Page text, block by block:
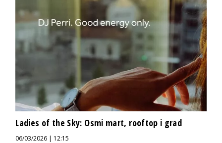
Ladies of the Sky: Osmi mart, rooftop i grad
06/03/2026 | 12:15